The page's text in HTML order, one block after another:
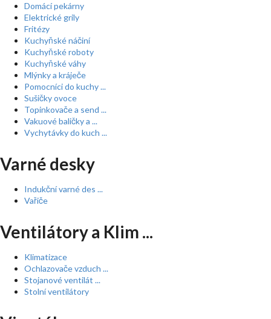
Domácí pekárny
Elektrické grily
Fritézy
Kuchyňské náčiní
Kuchyňské roboty
Kuchyňské váhy
Mlýnky a kráječe
Pomocníci do kuchy ...
Sušičky ovoce
Topinkovače a send ...
Vakuové baličky a ...
Vychytávky do kuch ...
Varné desky
Indukční varné des ...
Vařiče
Ventilátory a Klim ...
Klimatizace
Ochlazovače vzduch ...
Stojanové ventilát ...
Stolní ventilátory